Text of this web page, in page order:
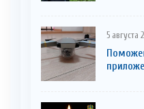
5 августа